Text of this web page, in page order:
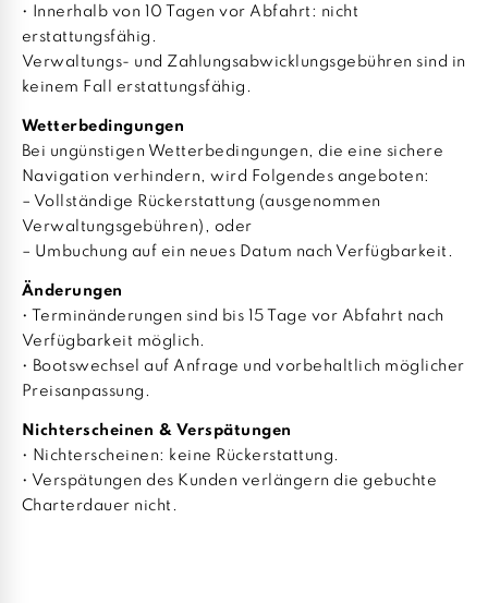
• Innerhalb von 10 Tagen vor Abfahrt: nicht
erstattungsfähig.
Verwaltungs- und Zahlungsabwicklungsgebühren sind in
keinem Fall erstattungsfähig.
Wetterbedingungen
Bei ungünstigen Wetterbedingungen, die eine sichere
Navigation verhindern, wird Folgendes angeboten:
– Vollständige Rückerstattung (ausgenommen
Verwaltungsgebühren), oder
– Umbuchung auf ein neues Datum nach Verfügbarkeit.
Änderungen
• Terminänderungen sind bis 15 Tage vor Abfahrt nach
Verfügbarkeit möglich.
• Bootswechsel auf Anfrage und vorbehaltlich möglicher
Preisanpassung.
Nichterscheinen & Verspätungen
• Nichterscheinen: keine Rückerstattung.
• Verspätungen des Kunden verlängern die gebuchte
Charterdauer nicht.